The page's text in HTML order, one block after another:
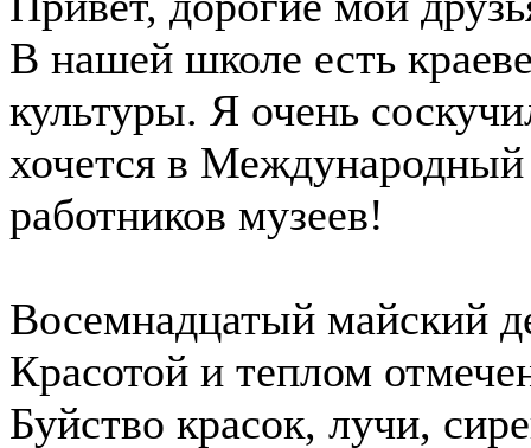
В нашей школе есть
культуры. Я очень
хочется в Международный
работников музеев!
Восемнадцатый майский
Красотой и теплом
Буйство красок, лучи,